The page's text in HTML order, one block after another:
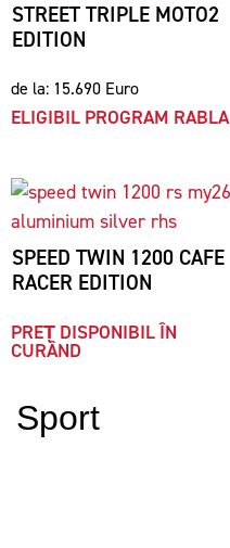
STREET TRIPLE MOTO2
EDITION
de la: 15.690 Euro
ELIGIBIL PROGRAM RABLA
SPEED TWIN 1200 CAFE
RACER EDITION
PREȚ DISPONIBIL ÎN
CURÂND
Sport